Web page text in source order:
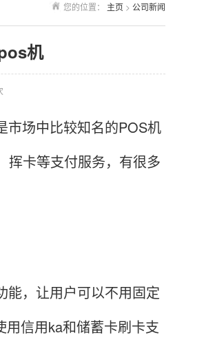
您的位置： 主页 > 公司新闻
机
市场中比较知名的POS机
挥卡等支付服务，有很多
能，让用户可以不用固定
信用ka和储蓄卡刷卡支